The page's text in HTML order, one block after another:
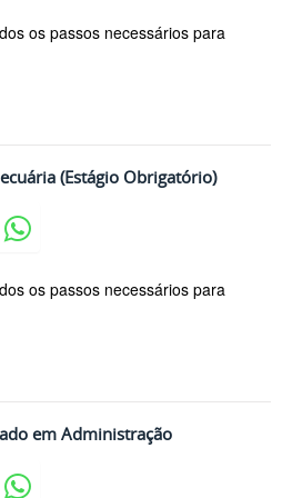
os passos necessários para
(Estágio Obrigatório)
os passos necessários para
em Administração